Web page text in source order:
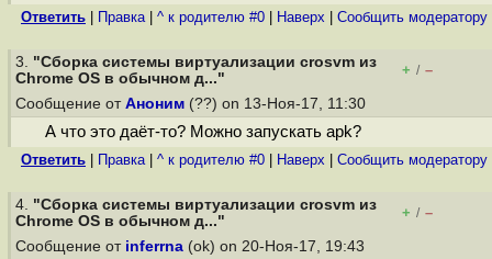
Ответить Правка| ^ к родителю #0 Наверх Cообщить модератору
3. "Сборка системы виртуализации crosvm из
Chrome OS в обычном д..."
+ / –
Сообщение от Аноним (??) on 13-Ноя-17, 11:30
А что это даёт-то? Можно запускать apk?
Ответить Правка| ^ к родителю #0 Наверх Cообщить модератору
4. "Сборка системы виртуализации crosvm из
Chrome OS в обычном д..."
+ / –
Сообщение от inferrna (ok) on 20-Ноя-17, 19:43